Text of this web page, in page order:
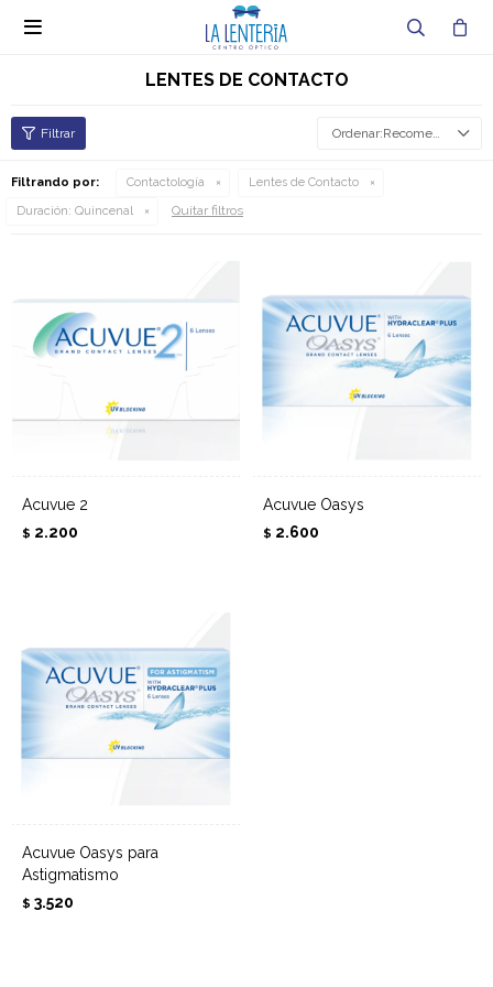

LENTES DE CONTACTO
Recomendados
Filtrando por: Contactología
Lentes de Contacto
Duración: Quincenal Quitar filtros
Acuvue 2
$ 2.200
Acuvue Oasys
$ 2.600
Acuvue Oasys para
Astigmatismo
$ 3.520